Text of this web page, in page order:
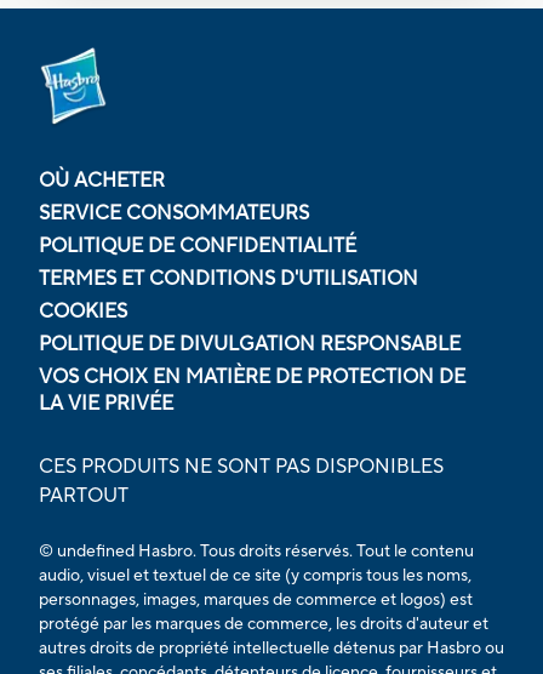
OÙ ACHETER
SERVICE CONSOMMATEURS
POLITIQUE DE CONFIDENTIALITÉ
TERMES ET CONDITIONS D'UTILISATION
COOKIES
POLITIQUE DE DIVULGATION RESPONSABLE
VOS CHOIX EN MATIÈRE DE PROTECTION DE
LA VIE PRIVÉE
CES PRODUITS NE SONT PAS DISPONIBLES
PARTOUT
© undefined Hasbro. Tous droits réservés. Tout le contenu
audio, visuel et textuel de ce site (y compris tous les noms,
personnages, images, marques de commerce et logos) est
protégé par les marques de commerce, les droits d'auteur et
autres droits de propriété intellectuelle détenus par Hasbro ou